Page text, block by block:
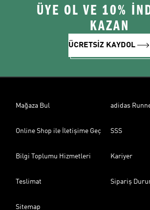
ÜYE OL VE 10%
KAZAN
ÜCRETSİZ KAYDOL
Mağaza Bul adidas
Online Shop ile İletişime Geç SSS
Bilgi Toplumu Hizmetleri Kariyer
Teslimat Sipariş
Sitemap